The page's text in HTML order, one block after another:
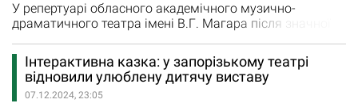
У репертуарі обласного академічного музично-
драматичного театра імені В.Г. Магара після значної
молочник». Це зворушлива історія про життя, сімейні
цінності, віру та любов. Вистава відкриває перед
глядачами глибокі роздуми про людську долю та силу
духу. Першооснова вистави – твори…
Інтерактивна казка: у запорізькому театрі
відновили улюблену дитячу виставу
07.12.2024, 23:05